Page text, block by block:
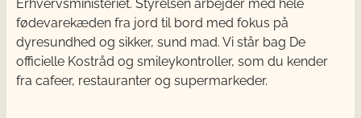
Erhvervsministeriet. Styrelsen arbejder med hele
fødevarekæden fra jord til bord med fokus på
dyresundhed og sikker, sund mad. Vi står bag De
officielle Kostråd og smileykontroller, som du kender
fra cafeer, restauranter og supermarkeder.